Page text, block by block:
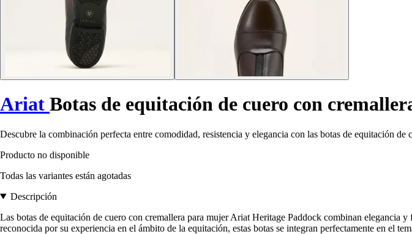
Ariat Botas de equitación de cuero con
Descubre la combinación perfecta entre comodidad, resistencia y elegancia con las botas de equitación
Producto no disponible
Todas las variantes están agotadas
Descripción
Las botas de equitación de cuero con cremallera para mujer Ariat Heritage Paddock combinan elegancia
reconocida por su experiencia en el ámbito de la equitación, estas botas se integran perfectamente en el